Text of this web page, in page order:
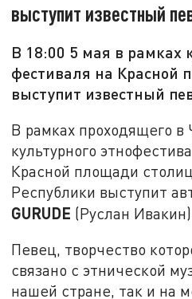
выступит известный
В 18:00 5 мая в рамках
фестиваля на Красной
выступит известный
В рамках проходящего в
культурного
Красной площади
Республики выступит
GURUDE (Руслан
Певец, творчество
связано с этнической
нашей стране, так и на